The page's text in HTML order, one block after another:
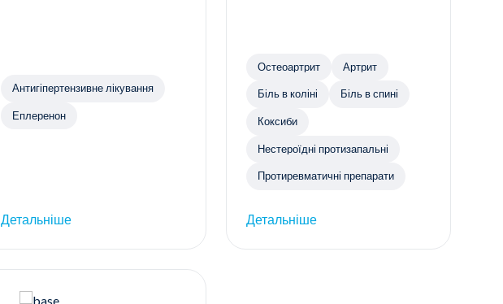
Антигіпертензивне лікування
Еплеренон
Детальніше
Остеоартрит Артрит
Біль в коліні Біль в спині
Коксиби
Нестероїдні протизапальні
Протиревматичні препарати
Детальніше